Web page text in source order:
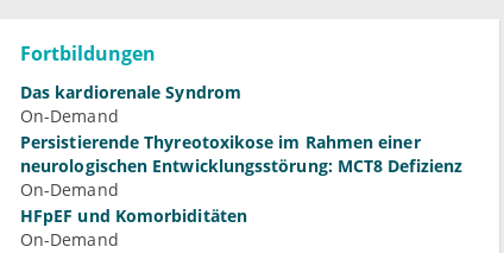
Fortbildungen
Das kardiorenale Syndrom
On-Demand
Persistierende Thyreotoxikose im Rahmen einer
neurologischen Entwicklungsstörung: MCT8 Defizienz
On-Demand
HFpEF und Komorbiditäten
On-Demand